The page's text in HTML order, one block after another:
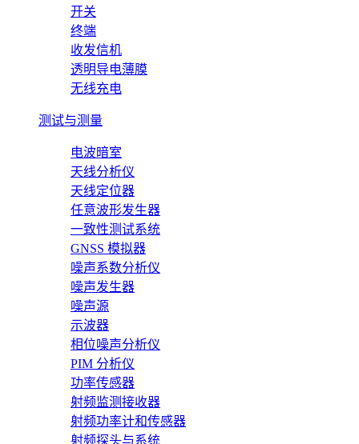
开关
终端
收发信机
透明导电薄膜
无线充电
测试与测量
电波暗室
天线分析仪
天线定位器
任意波形发生器
一致性测试系统
GNSS 模拟器
噪声系数分析仪
噪声发生器
噪声源
示波器
相位噪声分析仪
PIM 分析仪
功率传感器
射频监测接收器
射频功率计和传感器
射频探头与系统